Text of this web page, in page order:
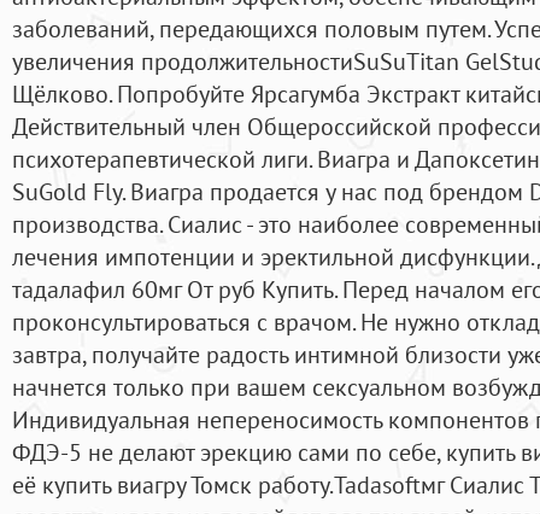
заболеваний, передающихся половым путем.
увеличения продолжительностиSuSuTitan
Щёлково. Попробуйте Ярсагумба Экстракт
Действительный член Общероссийской
психотерапевтической лиги. Виагра и
SuGold Fly. Виагра продается у нас под брендом
производства. Сиалис - это наиболее
лечения импотенции и эректильной
тадалафил 60мг От руб Купить. Перед началом
проконсультироваться с врачом. Не нужно
завтра, получайте радость интимной близости
начнется только при вашем сексуальном
Индивидуальная непереносимость компонентов
ФДЭ-5 не делают эрекцию сами по себе, купить
её купить виагру Томск работу.Tadasoftмг